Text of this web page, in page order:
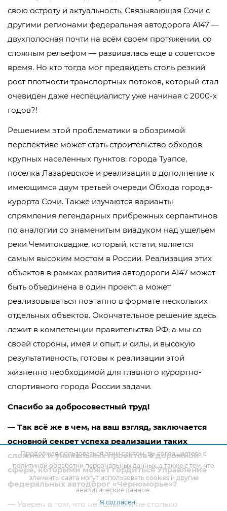
свою остроту и актуальность. Связывающая Сочи с
другими регионами федеральная автодорога А147 —
двухполосная почти на всём своем протяжении, со
сложным рельефом — развивалась еще в советское
время. Но кто тогда мог предвидеть столь резкий
рост плотности транспортных потоков, который стал
очевиден даже неспециалисту уже начиная с 2000-х
годов?!
Решением этой проблематики в обозримой
перспективе может стать строительство обходов
крупных населенных пунктов: города Туапсе,
поселка Лазаревское и реализация в дополнение к
имеющимся двум третьей очереди Обхода города-
курорта Сочи. Также изучаются варианты
спрямления легендарных прибрежных серпантинов
по аналогии со знаменитым виадуком над ущельем
реки Чемитоквадже, который, кстати, является
самым высоким мостом в России. Реализация этих
объектов в рамках развития автодороги А147 может
быть объединена в один проект, а может
реализовываться поэтапно в формате нескольких
отдельных объектов. Окончательное решение здесь
лежит в компетенции правительства РФ, а мы со
своей стороны, имея и опыт, и силы, и высокую
результативность, готовы к реализации этой
жизненно необходимой для главного курортно-
спортивного города России задачи.
Спасибо за добросовестный труд!
— Так всё же в чем, на ваш взгляд, заключается
основной секрет успеха реализации таких
сложных и уникальных проектов в дорожной
сфере, которыми может гордиться Управление
федеральных автодорог «Черноморье»?
— Уверен в том, что не только и не столько
Продолжая пользоваться этим сайтом, вы соглашаетесь с
политикой обработки персональных данных, а также с тем, что
элементы сайта могут использовать cookies и другие
аналитические данные.
Я согласен